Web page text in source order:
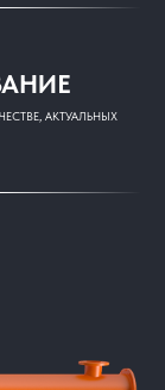
АКТУАЛЬНЫХ